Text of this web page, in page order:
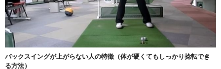
バックスイングが上がらない人の特徴（体が硬くてもしっかり捻転でき
る方法）